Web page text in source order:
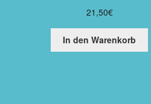
21,50€
In den Warenkorb